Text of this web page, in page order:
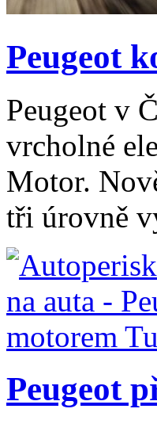
Peugeot
Peugeot v
vrcholné
Motor.
tři úrovně
Peugeot